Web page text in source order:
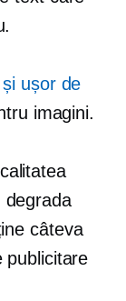
ușor de
imagini.
degrada
câteva
publicitare